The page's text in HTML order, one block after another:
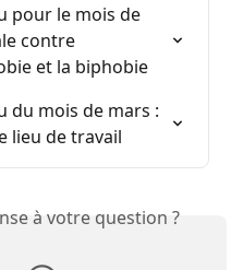
pour le mois de
contre
et la biphobie
du mois de mars :
lieu de travail
à votre question ?